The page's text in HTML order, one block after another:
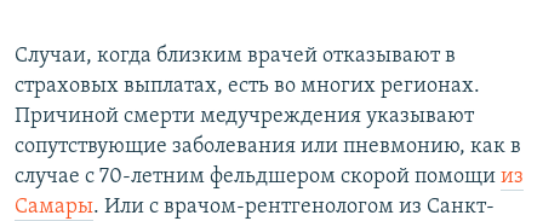
Случаи, когда близким врачей отказывают в
страховых выплатах, есть во многих регионах.
Причиной смерти медучреждения указывают
сопутствующие заболевания или пневмонию, как в
случае с 70-летним фельдшером скорой помощи из
Самары. Или с врачом-рентгенологом из Санкт-